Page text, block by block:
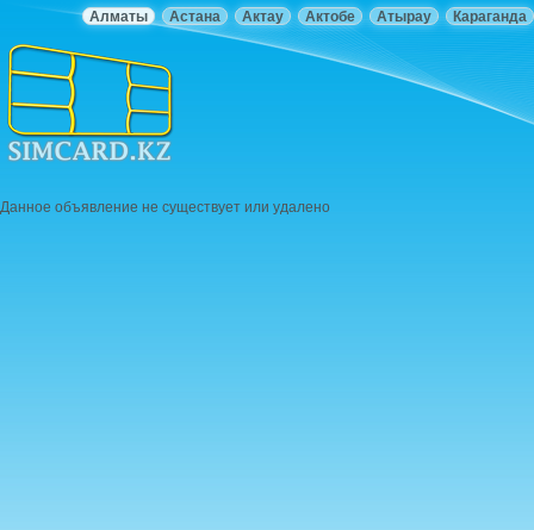
Караганда
Атырау
Актобе
Актау
Астана
Алматы
Данное объявление не существует или удалено